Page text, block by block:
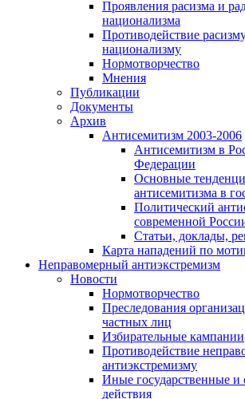
Проявления расизма и
национализма
Противодействие
национализму
Нормотворчество
Мнения
Публикации
Документы
Архив
Антисемитизм 2003-2006
Антисемитизм в
Федерации
Основные
антисемитизма в
Политический
современной
Статьи, доклады,
Карта нападений по
Неправомерный антиэкстремизм
Новости
Нормотворчество
Преследования
частных лиц
Избирательные кампании
Противодействие
антиэкстремизму
Иные государственные и
действия